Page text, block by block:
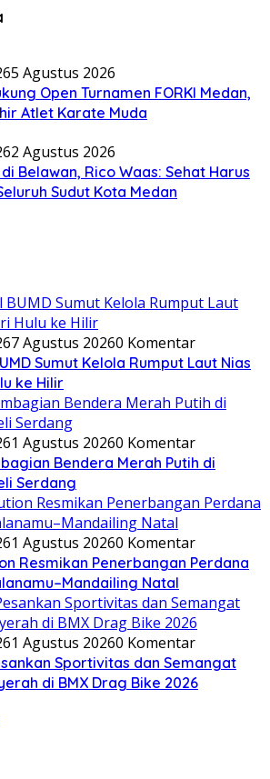
5 Agustus 2026
Open Turnamen FORKI Medan,
Atlet Karate Muda
2 Agustus 2026
Belawan, Rico Waas: Sehat Harus
Sudut Kota Medan
7 Agustus 20260 Komentar
Sumut Kelola Rumput Laut Nias
ke Hilir
1 Agustus 20260 Komentar
Bendera Merah Putih di
Serdang
1 Agustus 20260 Komentar
Resmikan Penerbangan Perdana
Natal
1 Agustus 20260 Komentar
Sportivitas dan Semangat
di BMX Drag Bike 2026